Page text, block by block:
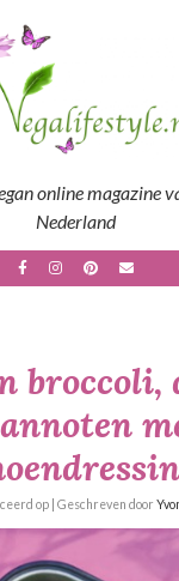
online magazine
Nederland
broccoli,
op | Geschreven door